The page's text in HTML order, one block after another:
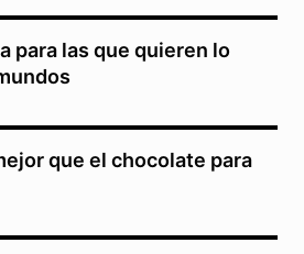
para las que quieren lo
que el chocolate para